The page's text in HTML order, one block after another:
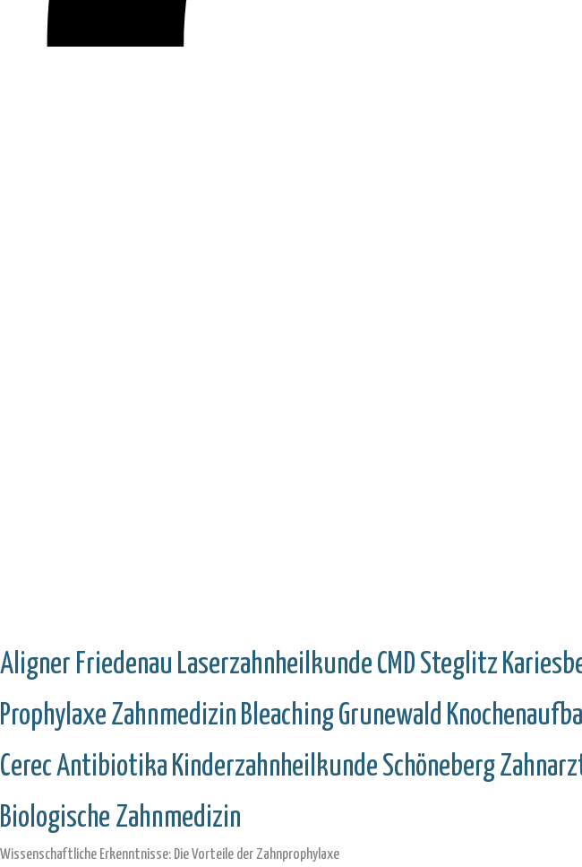
Aligner Friedenau Laserzahnheilkunde CMD Steglitz
Prophylaxe Zahnmedizin BleachingGrunewald
CerecAntibiotika Kinderzahnheilkunde Schöneberg
Biologische Zahnmedizin
Wissenschaftliche Erkenntnisse: Die Vorteile der Zahnprophylaxe